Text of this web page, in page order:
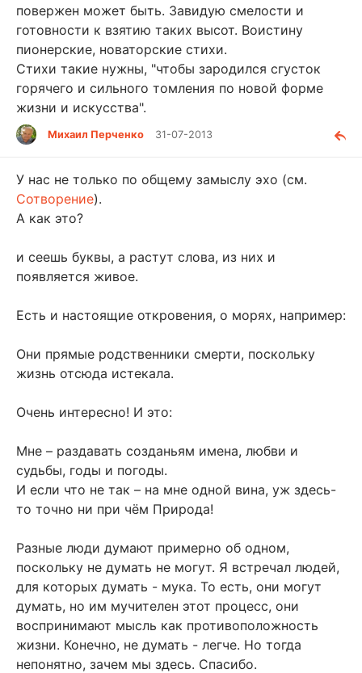
повержен может быть. Завидую смелости и
готовности к взятию таких высот. Воистину
пионерские, новаторские стихи.
Стихи такие нужны, "чтобы зародился сгусток
горячего и сильного томления по новой форме
жизни и искусства".
Михаил Перченко 31-07-2013
У нас не только по общему замыслу эхо (см.
Сотворение).
А как это?
и сеешь буквы, а растут слова, из них и
появляется живое.
Есть и настоящие откровения, о морях, например:
Они прямые родственники смерти, поскольку
жизнь отсюда истекала.
Очень интересно! И это:
Мне – раздавать созданьям имена, любви и
судьбы, годы и погоды.
И если что не так – на мне одной вина, уж здесь-
то точно ни при чём Природа!
Разные люди думают примерно об одном,
поскольку не думать не могут. Я встречал людей,
для которых думать - мука. То есть, они могут
думать, но им мучителен этот процесс, они
воспринимают мысль как противоположность
жизни. Конечно, не думать - легче. Но тогда
непонятно, зачем мы здесь. Спасибо.